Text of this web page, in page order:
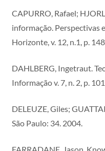
CAPURRO, Rafael;
informação. Perspectivas
Horizonte, v. 12, n.1, p.
DAHLBERG, Ingetraut.
Informação v. 7, n. 2, p.
DELEUZE, Giles;
São Paulo: 34. 2004.